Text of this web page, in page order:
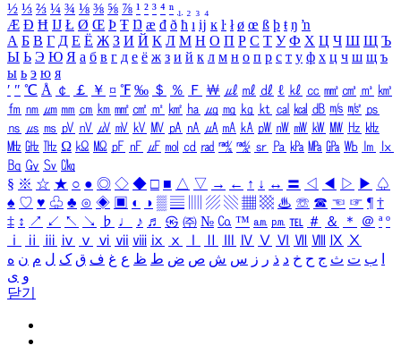
½ ⅓ ⅔ ¼ ¾ ⅛ ⅜ ⅝ ⅞ ¹ ² ³ ⁴ ⁿ ₁ ₂ ₃ ₄
Æ Ð Ħ Ĳ Ł Ø Œ Þ Ŧ Ŋ æ đ ð ħ ı ĳ ĸ ŀ ł ø œ ß þ ŧ ŋ ŉ
А Б В Г Д Е Ё Ж З И Й К Л М Н О П Р С Т У Ф Х Ц Ч Ш Щ Ъ
Ы Ь Э Ю Я а б в г д е ё ж з и й к л м н о п р с т у ф х ц ч ш щ ъ
ы ь э ю я
′ ″ ℃ Å ￠ ￡ ￥ ¤ ℉ ‰ ＄ ％ Ｆ ￦ ㎕ ㎖ ㎗ ℓ ㎘ ㏄ ㎣ ㎤ ㎥ ㎦
㎙ ㎚ ㎛ ㎜ ㎝ ㎞ ㎟ ㎠ ㎡ ㎢ ㏊ ㎍ ㎎ ㎏ ㏏ ㎈ ㎉ ㏈ ㎧ ㎨ ㎰
㎱ ㎲ ㎳ ㎴ ㎵ ㎶ ㎷ ㎸ ㎹ ㎀ ㎁ ㎂ ㎃ ㎄ ㎺ ㎻ ㎽ ㎾ ㎿ ㎐ ㎑
㎒ ㎓ ㎔ Ω ㏀ ㏁ ㎊ ㎋ ㎌ ㏖ ㏅ ㎭ ㎮ ㎯ ㏛ ㎩ ㎪ ㎫ ㎬ ㏝ ㏐
㏓
㏃ ㏉ ㏜ ㏆
§ ※ ☆ ★ ○ ● ◎ ◇ ◆ □ ■ △ ▽ → ← ↑ ↓ ↔ 〓 ◁ ◀ ▷ ▶ ♤
♠ ♡ ♥ ♧ ♣ ⊙ ◈ ▣ ◐ ◑ ▒ ▤ ▨ ▧ ▦ ▩ ♨ ☏ ☎ ☜ ☞ ¶ †
‡ ↕ ↗ ↙ ↖ ↘ ♭ ♩ ♪ ♬ ㉿ ㈜ № ㏇ ™ ㏂ ㏘ ℡ ＃ ＆ ＊ ＠ ª º
ⅰ
ⅱ ⅲ ⅳ ⅴ ⅵ ⅶ ⅷ ⅸ ⅹ Ⅳ Ⅴ Ⅵ Ⅶ Ⅷ Ⅸ Ⅹ
ب ت ث ج ح خ د ذ ر ز س ش ص ض ط ظ ع غ ف ق ک ل م ن ه
و ی
닫기